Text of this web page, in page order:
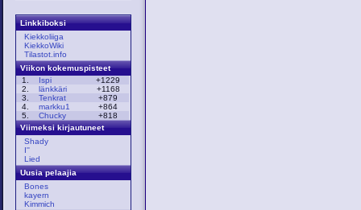
Linkkiboksi
Kiekkoliiga
KiekkoWiki
Tilastot.info
Viikon kokemuspisteet
1.
Ispi
+1229
2.
länkkäri
+1168
3.
Tenkrat
+879
4.
markku1
+864
5.
Chucky
+818
Viimeksi kirjautuneet
Shady
I''
Lied
Uusia pelaajia
Bones
kayern
Kimmich